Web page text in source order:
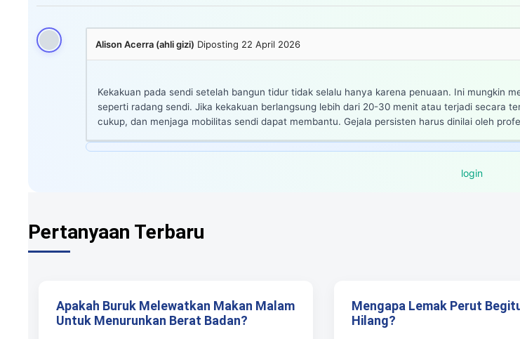
Alison Acerra (ahli gizi) Diposting 22 April 2026
Kekakuan pada sendi setelah bangun tidur tidak selalu hanya karena penuaan. Ini mungkin
seperti radang sendi. Jika kekakuan berlangsung lebih dari 20-30 menit atau terjadi secara
cukup, dan menjaga mobilitas sendi dapat membantu. Gejala persisten harus dinilai oleh
login
Pertanyaan Terbaru
Apakah Buruk Melewatkan Makan Malam
Untuk Menurunkan Berat Badan?
Mengapa Lemak Perut
Hilang?